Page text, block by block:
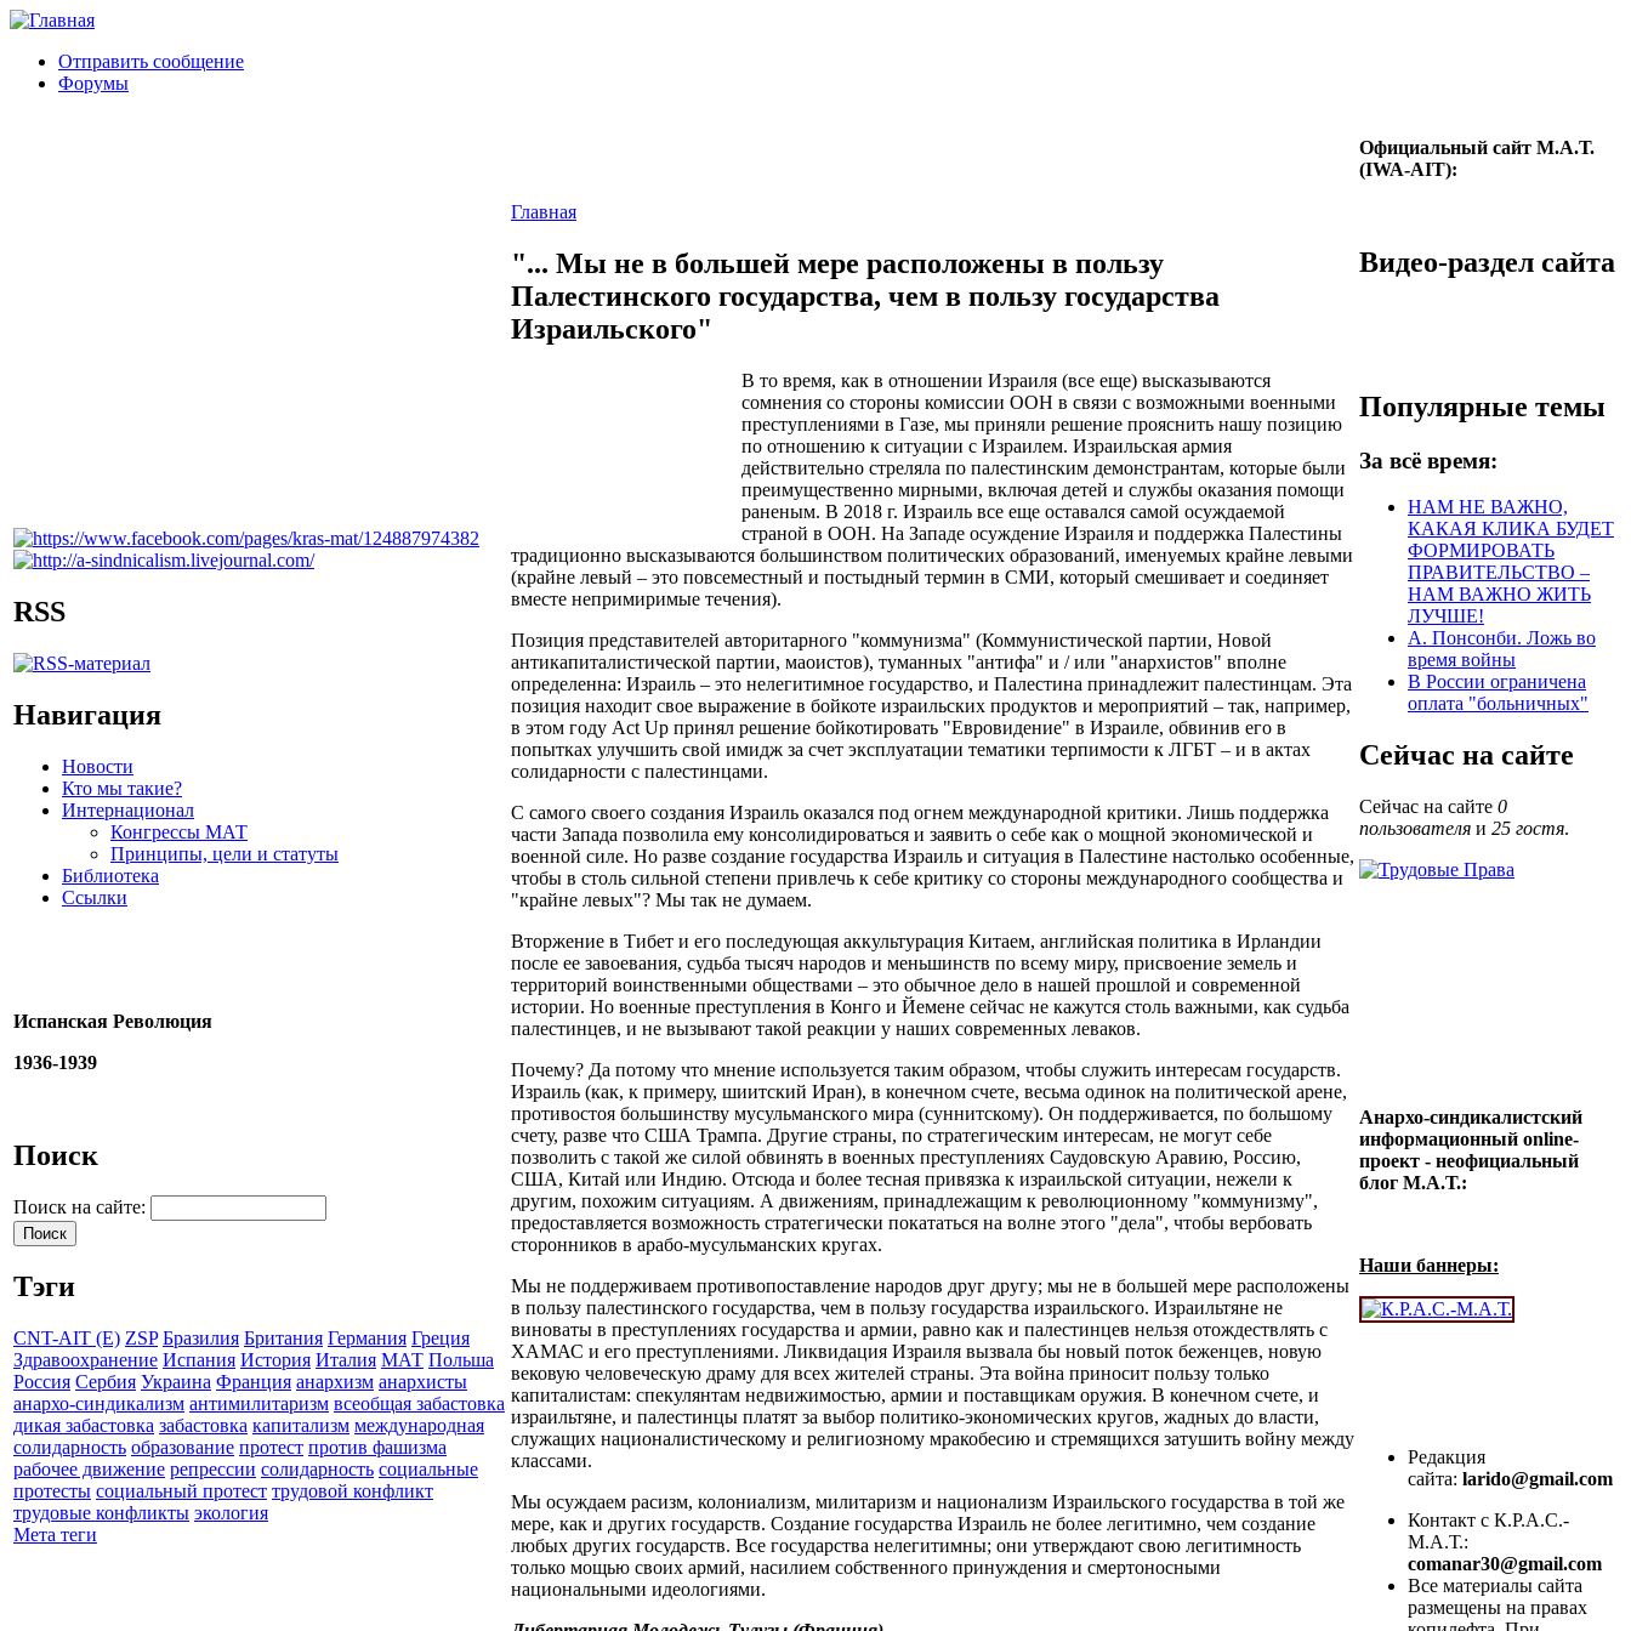
Отправить сообщение
Форумы
RSS
Навигация
Новости
Кто мы такие?
Интернационал
Конгрессы МАТ
Принципы, цели и статуты
Библиотека
Ссылки
Испанская Революция
1936-1939
Поиск
Поиск на сайте:
Тэги
CNT-AIT (E) ZSP Бразилия Британия Германия Греция
Здравоохранение Испания История Италия МАТ Польша
Россия Сербия Украина Франция анархизм анархисты
анархо-синдикализм антимилитаризм всеобщая забастовка
дикая забастовка забастовка капитализм международная
солидарность образование протест против фашизма
рабочее движение репрессии солидарность социальные
протесты социальный протест трудовой конфликт
трудовые конфликты экология
Мета теги
Главная
"... Мы не в большей мере расположены в пользу
Палестинского государства, чем в пользу государства
Израильского"
В то время, как в отношении Израиля (все еще) высказываются
сомнения со стороны комиссии ООН в связи с возможными военными
преступлениями в Газе, мы приняли решение прояснить нашу позицию
по отношению к ситуации с Израилем. Израильская армия
действительно стреляла по палестинским демонстрантам, которые были
преимущественно мирными, включая детей и службы оказания помощи
раненым. В 2018 г. Израиль все еще оставался самой осуждаемой
страной в ООН. На Западе осуждение Израиля и поддержка Палестины
традиционно высказываются большинством политических образований, именуемых крайне левыми
(крайне левый – это повсеместный и постыдный термин в СМИ, который смешивает и соединяет
вместе непримиримые течения).
Позиция представителей авторитарного "коммунизма" (Коммунистической партии, Новой
антикапиталистической партии, маоистов), туманных "антифа" и / или "анархистов" вполне
определенна: Израиль – это нелегитимное государство, и Палестина принадлежит палестинцам. Эта
позиция находит свое выражение в бойкоте израильских продуктов и мероприятий – так, например,
в этом году Act Up принял решение бойкотировать "Евровидение" в Израиле, обвинив его в
попытках улучшить свой имидж за счет эксплуатации тематики терпимости к ЛГБТ – и в актах
солидарности с палестинцами.
С самого своего создания Израиль оказался под огнем международной критики. Лишь поддержка
части Запада позволила ему консолидироваться и заявить о себе как о мощной экономической и
военной силе. Но разве создание государства Израиль и ситуация в Палестине настолько особенные,
чтобы в столь сильной степени привлечь к себе критику со стороны международного сообщества и
"крайне левых"? Мы так не думаем.
Вторжение в Тибет и его последующая аккультурация Китаем, английская политика в Ирландии
после ее завоевания, судьба тысяч народов и меньшинств по всему миру, присвоение земель и
территорий воинственными обществами – это обычное дело в нашей прошлой и современной
истории. Но военные преступления в Конго и Йемене сейчас не кажутся столь важными, как судьба
палестинцев, и не вызывают такой реакции у наших современных леваков.
Почему? Да потому что мнение используется таким образом, чтобы служить интересам государств.
Израиль (как, к примеру, шиитский Иран), в конечном счете, весьма одинок на политической арене,
противостоя большинству мусульманского мира (суннитскому). Он поддерживается, по большому
счету, разве что США Трампа. Другие страны, по стратегическим интересам, не могут себе
позволить с такой же силой обвинять в военных преступлениях Саудовскую Аравию, Россию,
США, Китай или Индию. Отсюда и более тесная привязка к израильской ситуации, нежели к
другим, похожим ситуациям. А движениям, принадлежащим к революционному "коммунизму",
предоставляется возможность стратегически покататься на волне этого "дела", чтобы вербовать
сторонников в арабо-мусульманских кругах.
Мы не поддерживаем противопоставление народов друг другу; мы не в большей мере расположены
в пользу палестинского государства, чем в пользу государства израильского. Израильтяне не
виноваты в преступлениях государства и армии, равно как и палестинцев нельзя отождествлять с
ХАМАС и его преступлениями. Ликвидация Израиля вызвала бы новый поток беженцев, новую
вековую человеческую драму для всех жителей страны. Эта война приносит пользу только
капиталистам: спекулянтам недвижимостью, армии и поставщикам оружия. В конечном счете, и
израильтяне, и палестинцы платят за выбор политико-экономических кругов, жадных до власти,
служащих националистическому и религиозному мракобесию и стремящихся затушить войну между
классами.
Мы осуждаем расизм, колониализм, милитаризм и национализм Израильского государства в той же
мере, как и других государств. Создание государства Израиль не более легитимно, чем создание
любых других государств. Все государства нелегитимны; они утверждают свою легитимность
только мощью своих армий, насилием собственного принуждения и смертоносными
национальными идеологиями.
Официальный сайт М.А.Т.
(IWA-AIT):
Видео-раздел сайта
Популярные темы
За всё время:
НАМ НЕ ВАЖНО,
КАКАЯ КЛИКА БУДЕТ
ФОРМИРОВАТЬ
ПРАВИТЕЛЬСТВО –
НАМ ВАЖНО ЖИТЬ
ЛУЧШЕ!
А. Понсонби. Ложь во
время войны
В России ограничена
оплата "больничных"
Сейчас на сайте
Сейчас на сайте 0
пользователя и 25 гостя.
Анархо-синдикалистский
информационный online-
проект - неофициальный
блог М.А.Т.:
Наши баннеры:
Редакция
сайта: larido@gmail.com
Контакт с К.Р.А.С.-
М.А.Т.:
comanar30@gmail.com
Все материалы сайта
размещены на правах